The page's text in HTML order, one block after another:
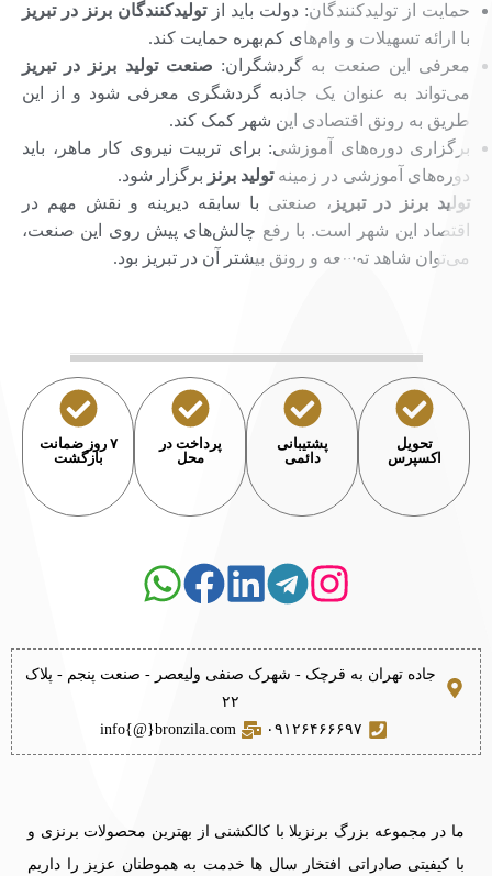
حمایت از تولیدکنندگان: دولت باید ازتولیدکنندگان برنز در تبریز
با ارائه تسهیلات و وام‌های کم‌بهره حمایت کند.
معرفی این صنعت به گردشگران: صنعت تولید برنز در تبریز
می‌تواند به عنوان یک جاذبه گردشگری معرفی شود و از این
طریق به رونق اقتصادی این شهر کمک کند.
برگزاری دوره‌های آموزشی: برای تربیت نیروی کار ماهر، باید
دوره‌های آموزشی در زمینهتولید برنز برگزار شود.
تولید برنز در تبریز ، صنعتی با سابقه دیرینه و نقش مهم در
اقتصاد این شهر است. با رفع چالش‌های پیش روی این صنعت،
می‌توان شاهد توسعه و رونق بیشتر آن در تبریز بود.
تحویل
اکسپرس
پشتیبانی
دائمی
پرداخت در
محل
۷ روز ضمانت
بازگشت
جاده تهران به قرچک - شهرک صنفی ولیعصر - صنعت پنجم - پلاک
۲۲
۰۹۱۲۶۴۶۶۶۹۷
info{@}bronzila.com
ما در مجموعه بزرگ برنزیلا با کالکشنی از بهترین محصولات برنزی و
با کیفیتی صادراتی افتخار سال ها خدمت به هموطنان عزیز را داریم